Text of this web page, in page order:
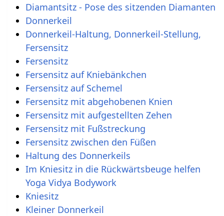
Diamantsitz - Pose des sitzenden Diamanten
Donnerkeil
Donnerkeil-Haltung, Donnerkeil-Stellung,
Fersensitz
Fersensitz
Fersensitz auf Kniebänkchen
Fersensitz auf Schemel
Fersensitz mit abgehobenen Knien
Fersensitz mit aufgestellten Zehen
Fersensitz mit Fußstreckung
Fersensitz zwischen den Füßen
Haltung des Donnerkeils
Im Kniesitz in die Rückwärtsbeuge helfen
Yoga Vidya Bodywork
Kniesitz
Kleiner Donnerkeil